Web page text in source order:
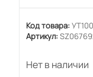
Код товара:
Артикул:
Нет в наличии